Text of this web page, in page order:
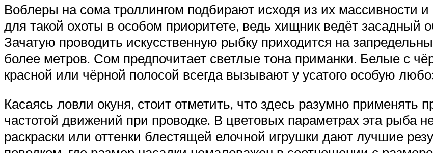
Воблеры на сома троллингом подбирают исходя из их массивности
для такой охоты в особом приоритете, ведь хищник ведёт засадный
Зачатую проводить искусственную рыбку приходится на
более метров. Сом предпочитает светлые тона приманки. Белые с
красной или чёрной полосой всегда вызывают у усатого особую
Касаясь ловли окуня, стоит отметить, что здесь разумно применять
частотой движений при проводке. В цветовых параметрах эта рыба
раскраски или оттенки блестящей елочной игрушки дают лучшие